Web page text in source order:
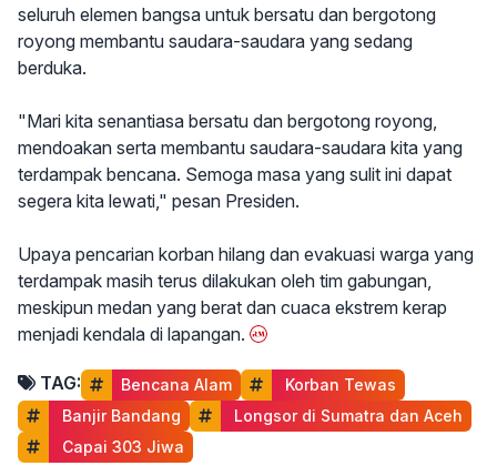
seluruh elemen bangsa untuk bersatu dan bergotong
royong membantu saudara-saudara yang sedang
berduka.
"Mari kita senantiasa bersatu dan bergotong royong,
mendoakan serta membantu saudara-saudara kita yang
terdampak bencana. Semoga masa yang sulit ini dapat
segera kita lewati," pesan Presiden.
Upaya pencarian korban hilang dan evakuasi warga yang
terdampak masih terus dilakukan oleh tim gabungan,
meskipun medan yang berat dan cuaca ekstrem kerap
menjadi kendala di lapangan.
TAG: Bencana Alam
Korban Tewas
Banjir Bandang
Longsor di Sumatra dan Aceh
Capai 303 Jiwa